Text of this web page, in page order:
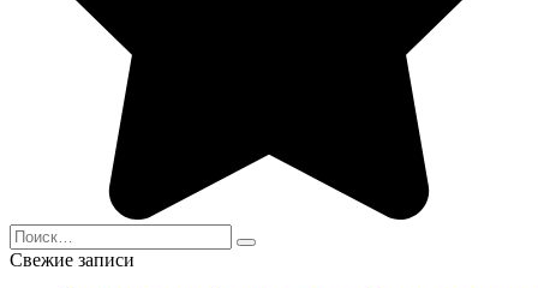
Search
for:
Свежие записи